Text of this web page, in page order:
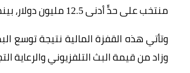
منتخب على حدٍّ أدنى 12.5 مليون دولار، بينما ترتفع الجائزة إلى 50 مليون دولار لبطل العالم.
وزاد من قيمة البث التلفزيوني والرعاية